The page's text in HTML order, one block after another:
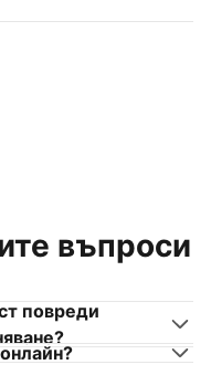
въпроси
повреди